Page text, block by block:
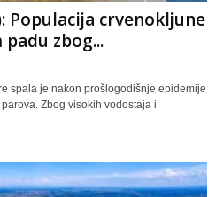
Populacija crvenokljune
zbog...
spala je nakon prošlogodišnje epidemije
Zbog visokih vodostaja i